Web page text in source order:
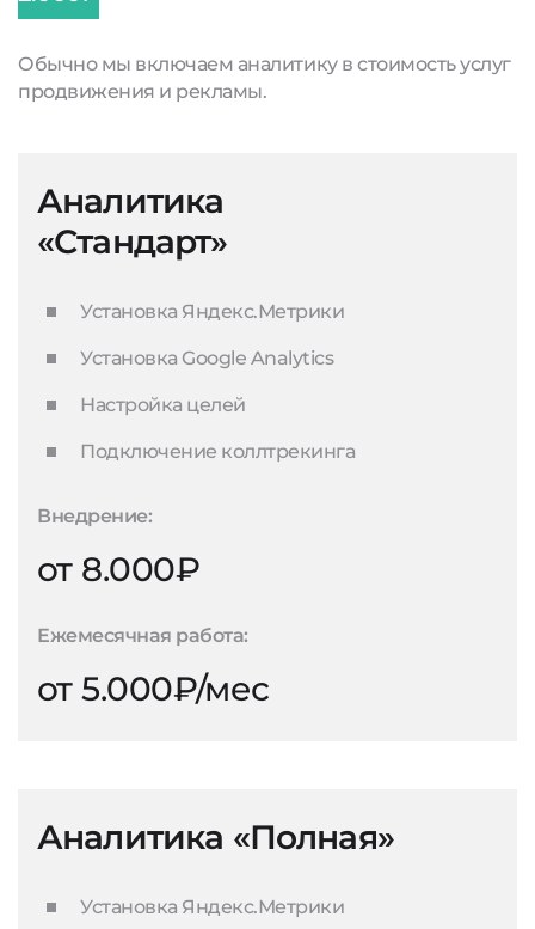
Обычно мы включаем аналитику в стоимость услуг
продвижения и рекламы.
Аналитика
«Стандарт»
Установка Яндекс.Метрики
Установка Google Analytics
Настройка целей
Подключение коллтрекинга
Внедрение:
от 8.000₽
Ежемесячная работа:
от 5.000₽/мес
Аналитика «Полная»
Установка Яндекс.Метрики